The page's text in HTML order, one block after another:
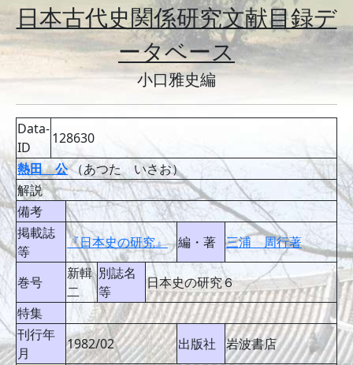
日本古代史関係研究文献目録デ
ータベース
小口雅史編
Data-
ID
128630
熱田 公（あつた いさお）
解説
備考
掲載誌
等
『日本史の研究』 編・著 三浦 周行著
巻号
新輯
二
別誌名
等
日本史の研究６
特集
刊行年
月
1982/02 出版社
岩波書店